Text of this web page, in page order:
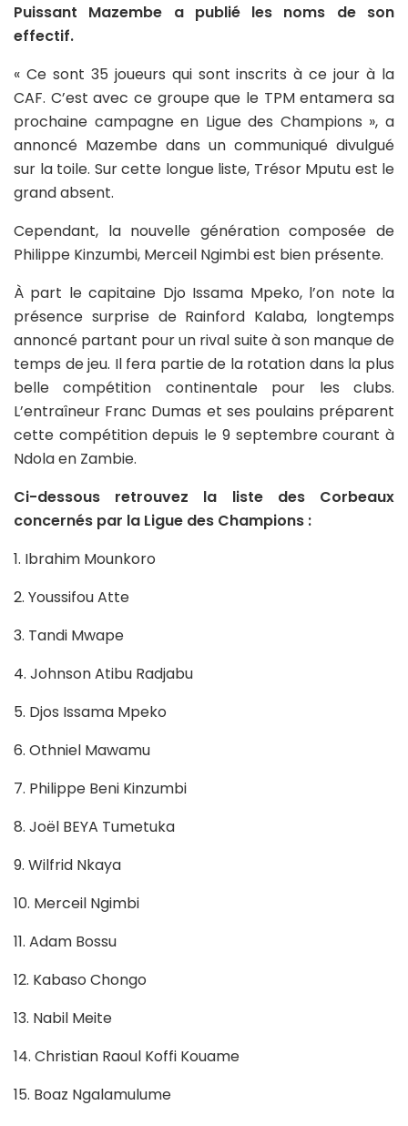
Puissant Mazembe a publié les noms de son
effectif.
« Ce sont 35 joueurs qui sont inscrits à ce jour à la
CAF. C’est avec ce groupe que le TPM entamera sa
prochaine campagne en Ligue des Champions », a
annoncé Mazembe dans un communiqué divulgué
sur la toile. Sur cette longue liste, Trésor Mputu est le
grand absent.
Cependant, la nouvelle génération composée de
Philippe Kinzumbi, Merceil Ngimbi est bien présente.
À part le capitaine Djo Issama Mpeko, l’on note la
présence surprise de Rainford Kalaba, longtemps
annoncé partant pour un rival suite à son manque de
temps de jeu. Il fera partie de la rotation dans la plus
belle compétition continentale pour les clubs.
L’entraîneur Franc Dumas et ses poulains préparent
cette compétition depuis le 9 septembre courant à
Ndola en Zambie.
Ci-dessous retrouvez la liste des Corbeaux
concernés par la Ligue des Champions :
1. Ibrahim Mounkoro
2. Youssifou Atte
3. Tandi Mwape
4. Johnson Atibu Radjabu
5. Djos Issama Mpeko
6. Othniel Mawamu
7. Philippe Beni Kinzumbi
8. Joël BEYA Tumetuka
9. Wilfrid Nkaya
10. Merceil Ngimbi
11. Adam Bossu
12. Kabaso Chongo
13. Nabil Meite
14. Christian Raoul Koffi Kouame
15. Boaz Ngalamulume